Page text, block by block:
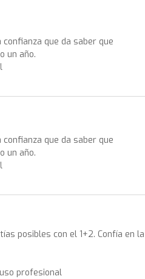
confianza que da saber que
un año.
confianza que da saber que
un año.
posibles con el 1+2. Confía en la
profesional